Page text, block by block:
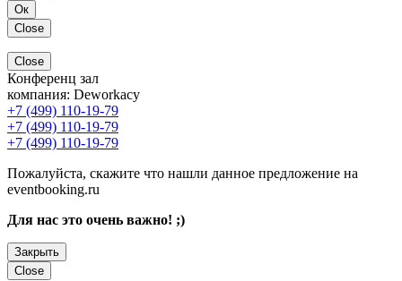
Ок
Close
Close
Конференц зал
компания: Deworkacy
+7 (499) 110-19-79
+7 (499) 110-19-79
+7 (499) 110-19-79
Пожалуйста, скажите что нашли данное предложение на
eventbooking.ru
Для нас это очень важно! ;)
Закрыть
Close